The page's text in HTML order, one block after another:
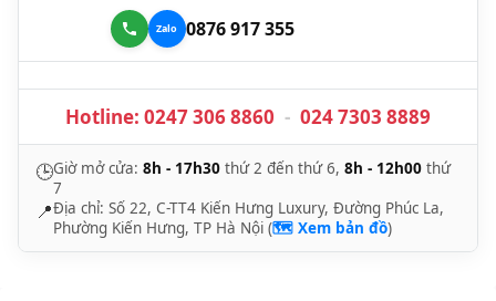
0876 917 355
Hotline: 0247 306 8860 - 024 7303 8889
🕒Giờ mở cửa: 8h - 17h30 thứ 2 đến thứ 6, 8h - 12h00 thứ
7
📍Địa chỉ: Số 22, C-TT4 Kiến Hưng Luxury, Đường Phúc La,
Phường Kiến Hưng, TP Hà Nội (🗺️ Xem bản đồ)